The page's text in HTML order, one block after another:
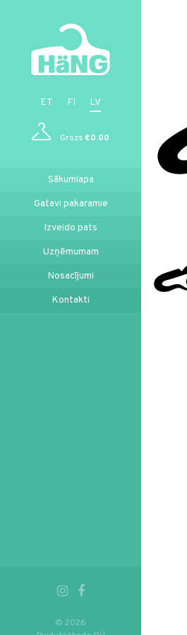
ET FI LV
Grozs€0.00
Sākumlapa
Gatavi pakaramie
Izveido pats
Uzņēmumam
Nosacījumi
Kontakti
© 2026